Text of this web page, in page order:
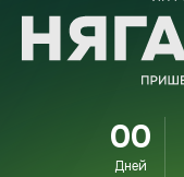
00
Дней